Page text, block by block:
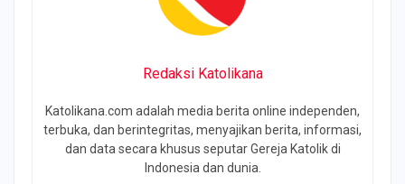
Redaksi Katolikana
Katolikana.com adalah media berita online independen,
terbuka, dan berintegritas, menyajikan berita, informasi,
dan data secara khusus seputar Gereja Katolik di
Indonesia dan dunia.